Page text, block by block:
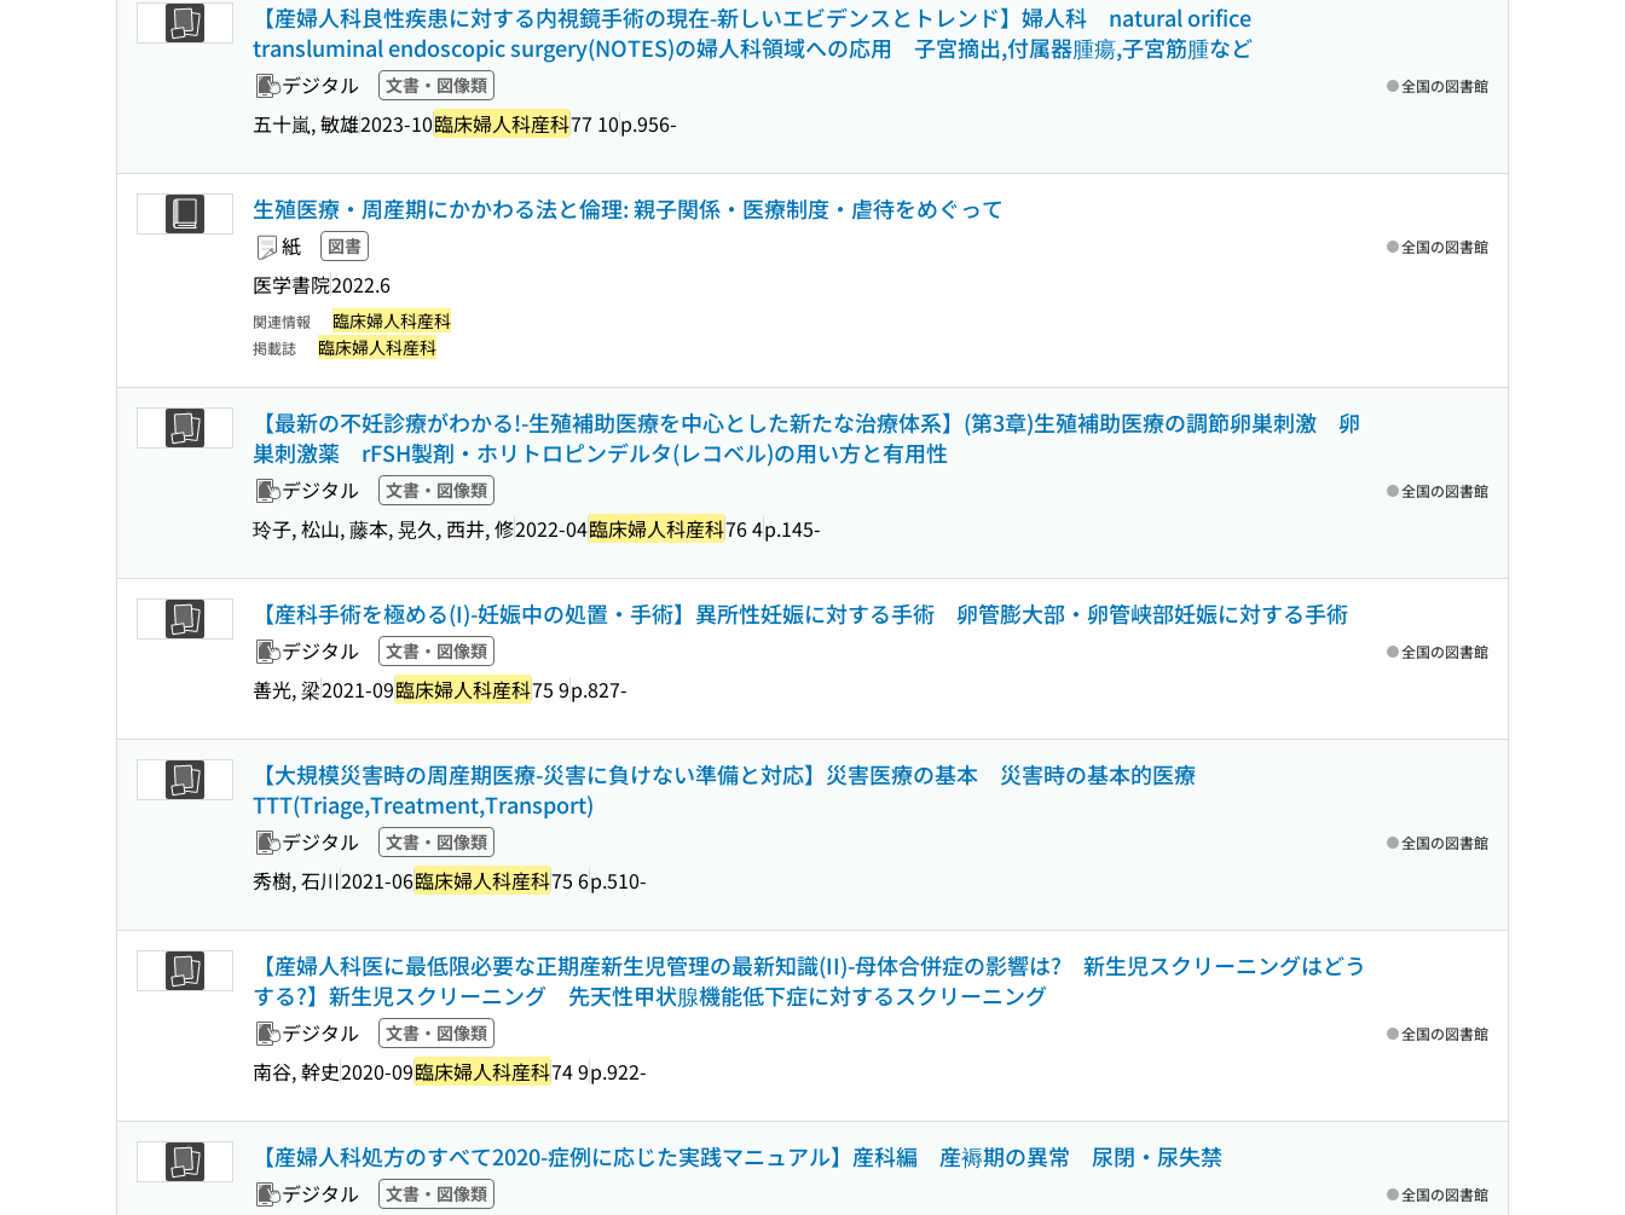
【産婦人科良性疾患に対する内視鏡手術の現在-新しいエビデンスとトレンド】婦人科 natural orifice
transluminal endoscopic surgery(NOTES)の婦人科領域への応用 子宮摘出,付属器腫瘍,子宮筋腫など
デジタル 文書・図像類
五十嵐, 敏雄2023-10臨床婦人科産科77 10p.956-
全国の図書館
生殖医療・周産期にかかわる法と倫理: 親子関係・医療制度・虐待をめぐって
紙 図書
医学書院2022.6
全国の図書館
関連情報 臨床婦人科産科
掲載誌 臨床婦人科産科
【最新の不妊診療がわかる!-生殖補助医療を中心とした新たな治療体系】(第3章)生殖補助医療の調節卵巣刺激 卵
巣刺激薬 rFSH製剤・ホリトロピンデルタ(レコベル)の用い方と有用性
デジタル 文書・図像類
玲子, 松山, 藤本, 晃久, 西井, 修2022-04臨床婦人科産科76 4p.145-
全国の図書館
【産科手術を極める(I)-妊娠中の処置・手術】異所性妊娠に対する手術 卵管膨大部・卵管峡部妊娠に対する手術
デジタル 文書・図像類
善光, 梁2021-09臨床婦人科産科75 9p.827-
全国の図書館
【大規模災害時の周産期医療-災害に負けない準備と対応】災害医療の基本 災害時の基本的医療
TTT(Triage,Treatment,Transport)
デジタル 文書・図像類
秀樹, 石川2021-06臨床婦人科産科75 6p.510-
全国の図書館
【産婦人科医に最低限必要な正期産新生児管理の最新知識(II)-母体合併症の影響は? 新生児スクリーニングはどう
する?】新生児スクリーニング 先天性甲状腺機能低下症に対するスクリーニング
デジタル 文書・図像類
南谷, 幹史2020-09臨床婦人科産科74 9p.922-
全国の図書館
【産婦人科処方のすべて2020-症例に応じた実践マニュアル】産科編 産褥期の異常 尿閉・尿失禁
デジタル 文書・図像類 全国の図書館